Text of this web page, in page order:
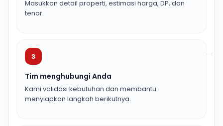
Masukkan detail properti, estimasi harga, DP, dan
tenor.
3
Tim menghubungi Anda
Kami validasi kebutuhan dan membantu
menyiapkan langkah berikutnya.